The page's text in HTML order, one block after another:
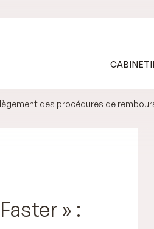
CABINET
des procédures de
» :